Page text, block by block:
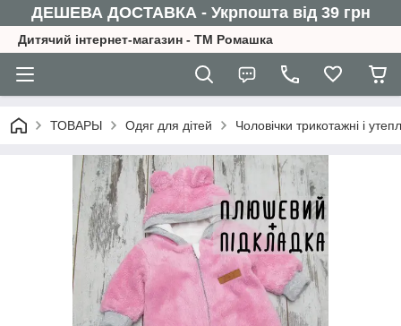
ДЕШЕВА ДОСТАВКА - Укрпошта від 39 грн
Дитячий інтернет-магазин - ТМ Ромашка
ТОВАРЫ Одяг для дітей Чоловічки трикотажні і